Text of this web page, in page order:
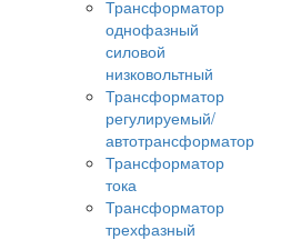
Трансформатор
однофазный
силовой
низковольтный
Трансформатор
регулируемый/
автотрансформатор
Трансформатор
тока
Трансформатор
трехфазный